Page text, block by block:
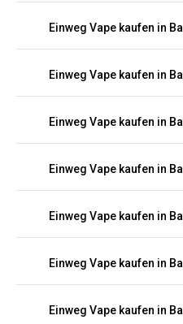
Einweg Vape kaufen in
Einweg Vape kaufen in
Einweg Vape kaufen in
Einweg Vape kaufen in
Einweg Vape kaufen in
Einweg Vape kaufen in
Einweg Vape kaufen in